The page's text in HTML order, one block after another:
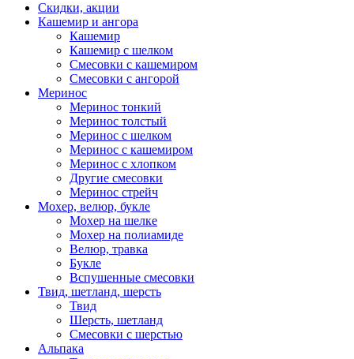
Скидки, акции
Кашемир и ангора
Кашемир
Кашемир с шелком
Смесовки с кашемиром
Смесовки с ангорой
Меринос
Меринос тонкий
Меринос толстый
Меринос с шелком
Меринос с кашемиром
Меринос с хлопком
Другие смесовки
Меринос стрейч
Мохер, велюр, букле
Мохер на шелке
Мохер на полиамиде
Велюр, травка
Букле
Вспушенные смесовки
Твид, шетланд, шерсть
Твид
Шерсть, шетланд
Смесовки с шерстью
Альпака